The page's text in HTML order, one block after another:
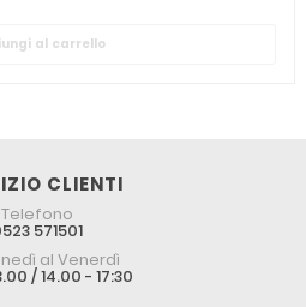
al carrello
CLIENTI
Telefono
571501
al Venerdì
/ 14.00 - 17:30